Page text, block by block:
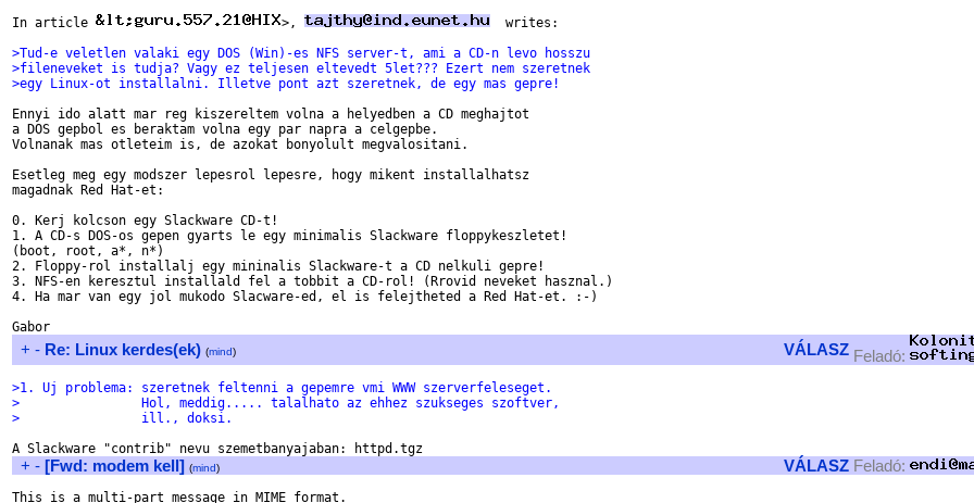
In article >,
  writes:
>Tud-e veletlen valaki egy DOS (Win)-es NFS server-t, ami a CD-n levo hosszu
>fileneveket is tudja? Vagy ez teljesen eltevedt 5let??? Ezert nem szeretnek
>egy Linux-ot installalni. Illetve pont azt szeretnek, de egy mas gepre!
Ennyi ido alatt mar reg kiszereltem volna a helyedben a CD meghajtot
a DOS gepbol es beraktam volna egy par napra a celgepbe.
Volnanak mas otleteim is, de azokat bonyolult megvalositani.
Esetleg meg egy modszer lepesrol lepesre, hogy mikent installalhatsz
magadnak Red Hat-et:
0. Kerj kolcson egy Slackware CD-t!
1. A CD-s DOS-os gepen gyarts le egy minimalis Slackware floppykeszletet!
(boot, root, a*, n*)
2. Floppy-rol installalj egy mininalis Slackware-t a CD nelkuli gepre!
3. NFS-en keresztul installald fel a tobbit a CD-rol! (Rrovid neveket hasznal.)
4. Ha mar van egy jol mukodo Slacware-ed, el is felejtheted a Red Hat-et. :-)
+ - Re: Linux kerdes(ek) (mind) VÁLASZ Feladó:
>1. Uj problema: szeretnek feltenni a gepemre vmi WWW szerverfeleseget.
>                Hol, meddig..... talalhato az ehhez szukseges szoftver,
>                ill., doksi.
+ - [Fwd: modem kell] (mind) VÁLASZ Feladó:
This is a multi-part message in MIME format.